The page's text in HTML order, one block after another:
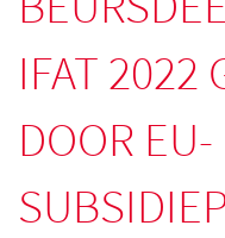
IFAT 2022
DOOR EU-